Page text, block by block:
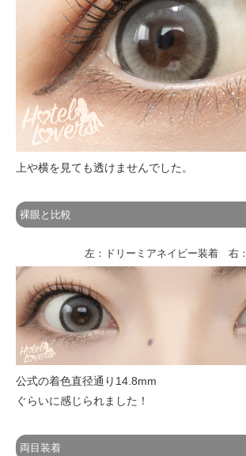
上や横を見ても透けませんでした。
裸眼と比較
左：ドリーミアネイビー装着 右
公式の着色直径通り14.8mm
ぐらいに感じられました！
両目装着